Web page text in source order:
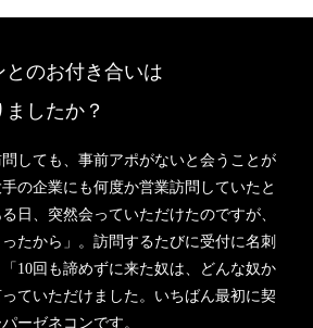
とのお付き合いは
したか？
しても、事前アポがないと会うことが
の企業にも何度か営業訪問していたと
日、突然会っていただけたのですが、
たから」。訪問するたびに受付に名刺
10回も諦めずに来た奴は、どんな奴か
ていただけました。いちばん最初に契
ーゼネコンです。